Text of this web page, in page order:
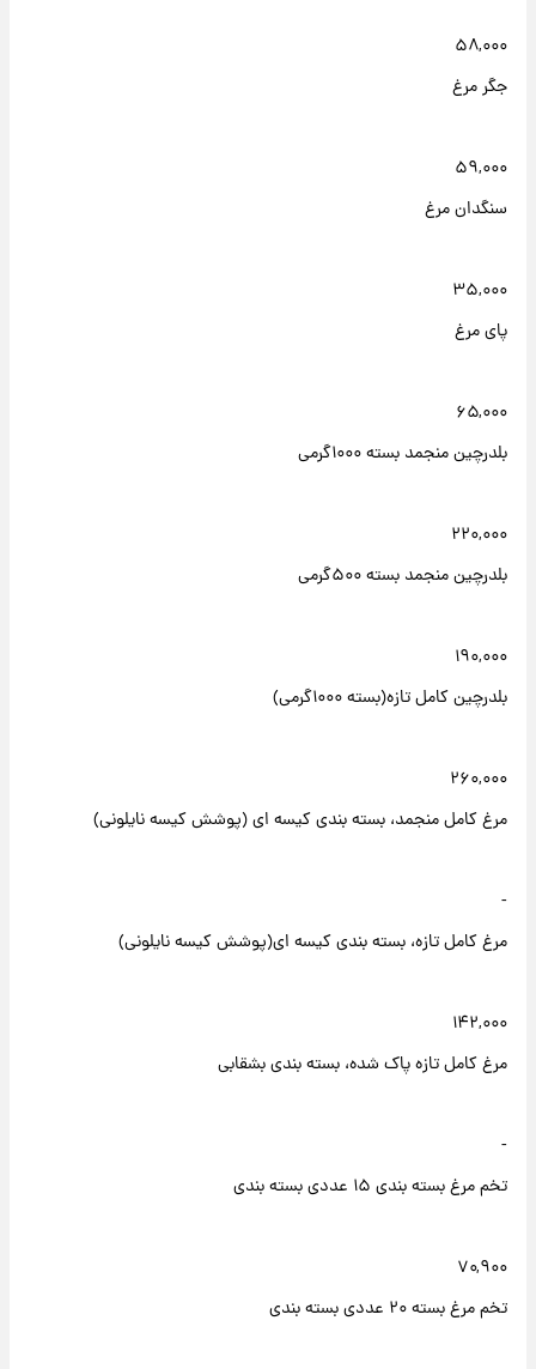
۵۸,۰۰۰
جگر مرغ
۵۹,۰۰۰
سنگدان مرغ
۳۵,۰۰۰
پای مرغ
۶۵,۰۰۰
بلدرچین منجمد بسته ۱۰۰۰گرمی
۲۲۰,۰۰۰
بلدرچین منجمد بسته ۵۰۰گرمی
۱۹۰,۰۰۰
بلدرچین کامل تازه(بسته ۱۰۰۰گرمی)
۲۶۰,۰۰۰
مرغ کامل منجمد، بسته بندی کیسه ای (پوشش کیسه نایلونی)
-
مرغ کامل تازه، بسته بندی کیسه ای(پوشش کیسه نایلونی)
۱۴۲,۰۰۰
مرغ کامل تازه پاک شده، بسته بندی بشقابی
-
تخم مرغ بسته بندی ۱۵ عددی بسته بندی
۷۰,۹۰۰
تخم مرغ بسته ۲۰ عددی بسته بندی